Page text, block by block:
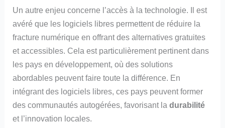
Un autre enjeu concerne l’accès à la technologie. Il est
avéré que les logiciels libres permettent de réduire la
fracture numérique en offrant des alternatives gratuites
et accessibles. Cela est particulièrement pertinent dans
les pays en développement, où des solutions
abordables peuvent faire toute la différence. En
intégrant des logiciels libres, ces pays peuvent former
des communautés autogérées, favorisant ladurabilité
et l’innovation locales.